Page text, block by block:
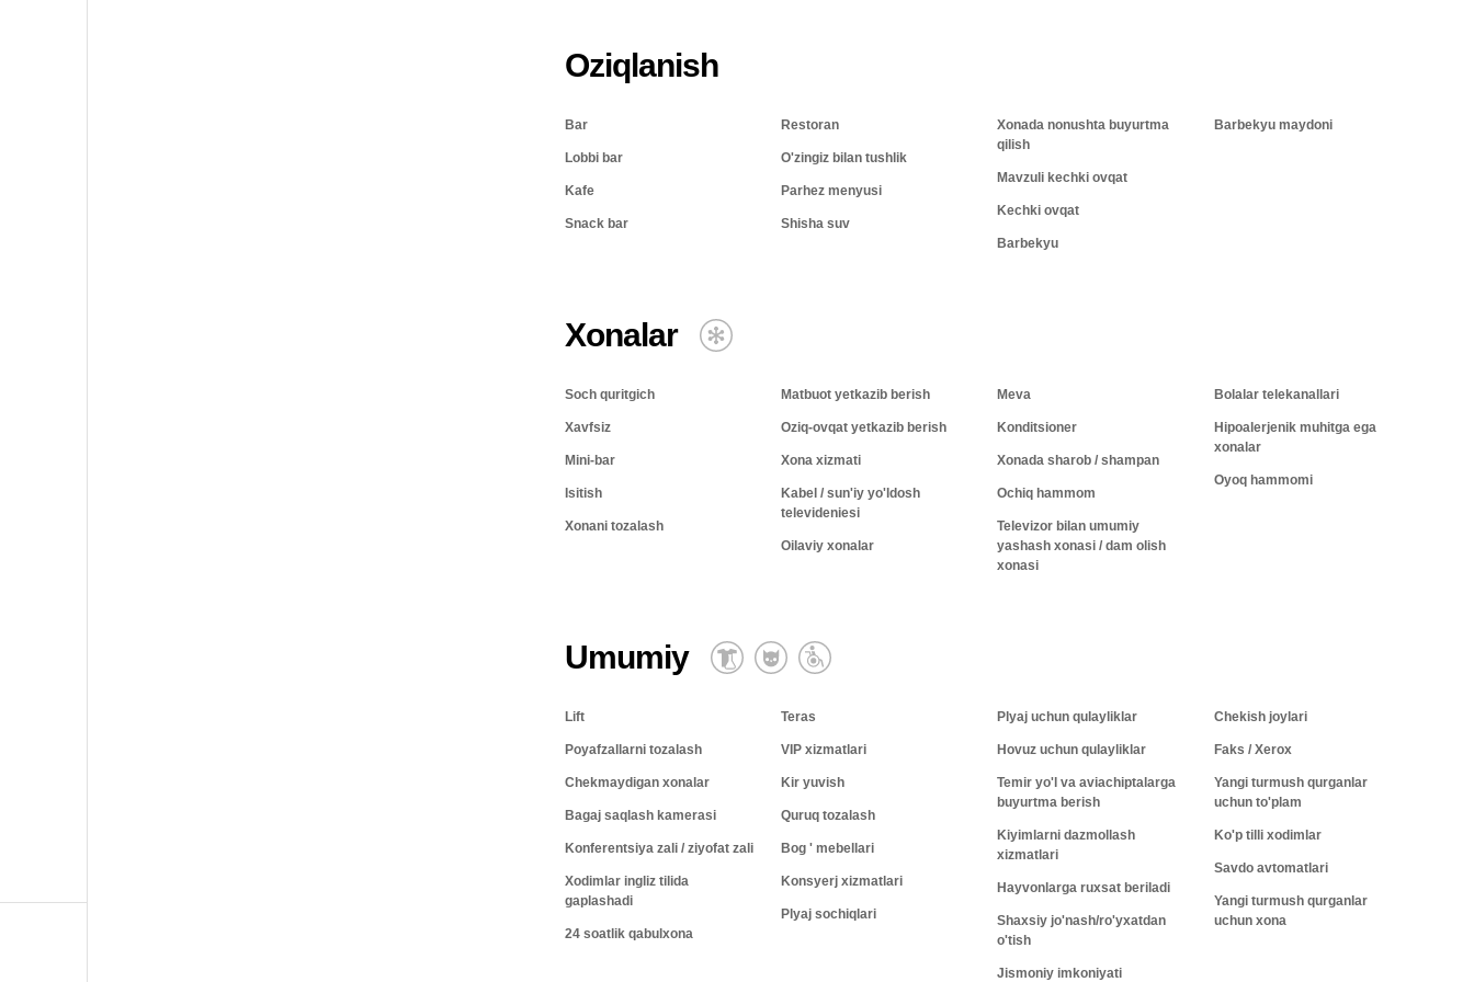
Oziqlanish
Bar
Lobbi bar
Kafe
Snack bar
Restoran
O'zingiz bilan tushlik
Parhez menyusi
Shisha suv
Xonada nonushta buyurtma
qilish
Mavzuli kechki ovqat
Kechki ovqat
Barbekyu
Barbekyu maydoni
Xonalar
Soch quritgich
Xavfsiz
Mini-bar
Isitish
Xonani tozalash
Matbuot yetkazib berish
Oziq-ovqat yetkazib berish
Xona xizmati
Kabel / sun'iy yo'ldosh
televideniesi
Oilaviy xonalar
Meva
Konditsioner
Xonada sharob / shampan
Ochiq hammom
Televizor bilan umumiy
yashash xonasi / dam olish
xonasi
Bolalar telekanallari
Hipoalerjenik muhitga ega
xonalar
Oyoq hammomi
Umumiy
Lift
Poyafzallarni tozalash
Chekmaydigan xonalar
Bagaj saqlash kamerasi
Konferentsiya zali / ziyofat zali
Xodimlar ingliz tilida
gaplashadi
24 soatlik qabulxona
Teras
VIP xizmatlari
Kir yuvish
Quruq tozalash
Bog ' mebellari
Konsyerj xizmatlari
Plyaj sochiqlari
Plyaj uchun qulayliklar
Hovuz uchun qulayliklar
Temir yo'l va aviachiptalarga
buyurtma berish
Kiyimlarni dazmollash
xizmatlari
Hayvonlarga ruxsat beriladi
Shaxsiy jo'nash/ro'yxatdan
o'tish
Jismoniy imkoniyati
Chekish joylari
Faks / Xerox
Yangi turmush qurganlar
uchun to'plam
Ko'p tilli xodimlar
Savdo avtomatlari
Yangi turmush qurganlar
uchun xona